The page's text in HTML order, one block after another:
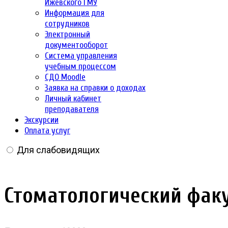
Ижевского ГМУ
Информация для
сотрудников
Электронный
документооборот
Система управления
учебным процессом
СДО Moodle
Заявка на справки о доходах
Личный кабинет
преподавателя
Экскурсии
Оплата услуг
Для слабовидящих
Стоматологический